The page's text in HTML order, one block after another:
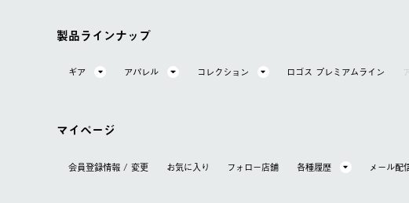
製品ラインナップ
ギア アパレル コレクション ロゴス プレミアムライン
マイページ
会員登録情報 / 変更 お気に⼊り フォロー店舗 各種履歴 メール配